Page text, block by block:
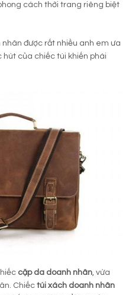
cách thời trang riêng biệt
được rất nhiều anh em ưa
hút của chiếc túi khiến phái
cặp da doanh nhân, vừa
Chiếc túi xách doanh nhân